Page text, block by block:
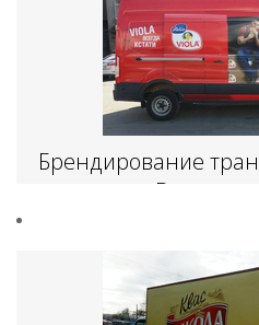
Брендирование
компании «Валио»